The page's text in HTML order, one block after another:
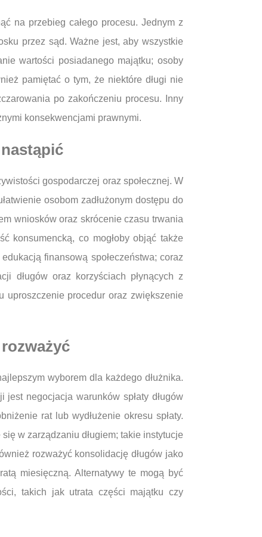
na przebieg całego procesu. Jednym z
przez sąd. Ważne jest, aby wszystkie
wartości posiadanego majątku; osoby
pamiętać o tym, że niektóre długi nie
po zakończeniu procesu. Inny
konsekwencjami prawnymi.
gospodarczej oraz społecznej. W
osobom zadłużonym dostępu do
wniosków oraz skrócenie czasu trwania
konsumencką, co mogłoby objąć także
finansową społeczeństwa; coraz
długów oraz korzyściach płynących z
uproszczenie procedur oraz zwiększenie
wyborem dla każdego dłużnika.
negocjacja warunków spłaty długów
rat lub wydłużenie okresu spłaty.
w zarządzaniu długiem; takie instytucje
rozważyć konsolidację długów jako
miesięczną. Alternatywy te mogą być
takich jak utrata części majątku czy